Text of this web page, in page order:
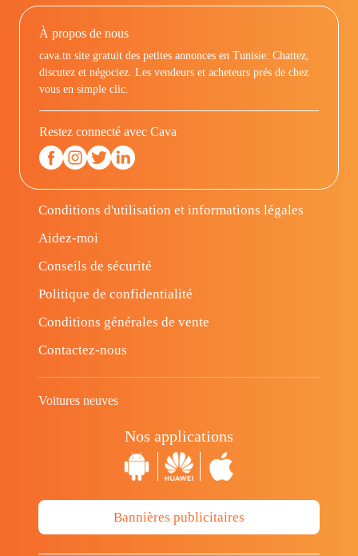
À propos de nous
cava.tn site gratuit des petites annonces en Tunisie: Chattez,
discutez et négociez. Les vendeurs et acheteurs prés de chez
vous en simple clic.
Restez connecté avec Cava
Conditions d'utilisation et informations légales
Aidez-moi
Conseils de sécurité
Politique de confidentialité
Conditions générales de vente
Contactez-nous
Voitures neuves
Nos applications
Bannières publicitaires